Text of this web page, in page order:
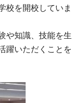
校を開校していま
や知識、技能を生
躍いただくことを